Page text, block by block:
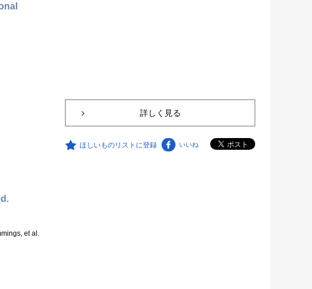
詳しく見る
ほしいものリストに登録 いいね
et al.